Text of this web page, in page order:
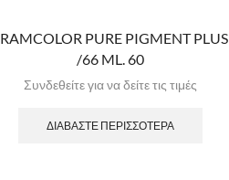
PURE PIGMENT PLUS
/66 ML. 60
Συνδεθείτε για να δείτε τις τιμές
ΔΙΑΒΆΣΤΕ ΠΕΡΙΣΣΌΤΕΡΑ